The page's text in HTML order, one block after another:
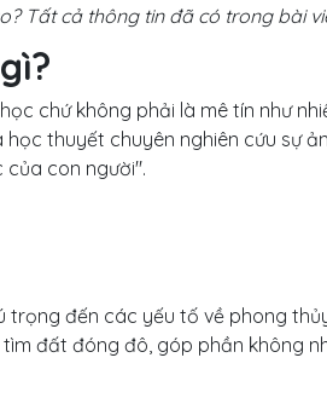
Tất cả thông tin đã có trong bài
chứ không phải là mê tín như
thuyết chuyên nghiên cứu sự
của con người".
đến các yếu tố về phong
đất đóng đô, góp phần không